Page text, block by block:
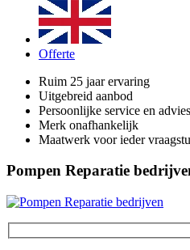
Offerte
Ruim 25 jaar ervaring
Uitgebreid aanbod
Persoonlijke service en advies
Merk onafhankelijk
Maatwerk voor ieder
Pompen Reparatie